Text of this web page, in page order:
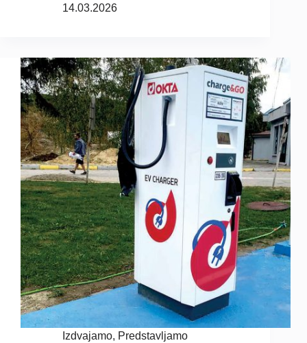
14.03.2026
Izdvajamo, Predstavljamo